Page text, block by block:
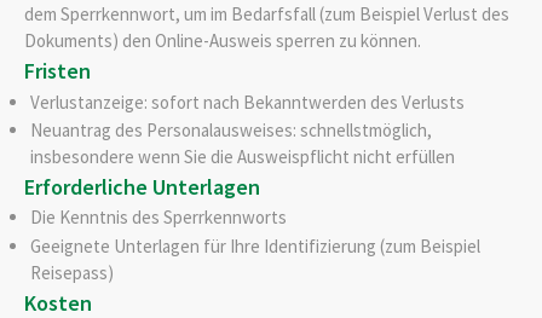
dem Sperrkennwort, um im Bedarfsfall (zum Beispiel Verlust des
Dokuments) den Online-Ausweis sperren zu können.
Fristen
Verlustanzeige: sofort nach Bekanntwerden des Verlusts
Neuantrag des Personalausweises: schnellstmöglich,
insbesondere wenn Sie die Ausweispflicht nicht erfüllen
Erforderliche Unterlagen
Die Kenntnis des Sperrkennworts
Geeignete Unterlagen für Ihre Identifizierung (zum Beispiel
Reisepass)
Kosten